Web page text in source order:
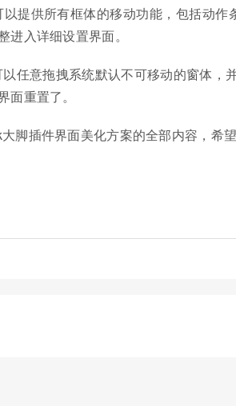
提供所有框体的移动功能，包括动作
进入详细设置界面。
任意拖拽系统默认不可移动的窗体，
重置了。
脚插件界面美化方案的全部内容，希望